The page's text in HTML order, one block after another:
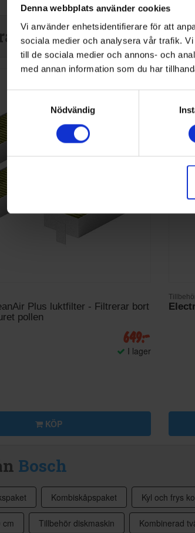
Denna webbplats använder cookies
Vi använder enhetsidentifierare för att
sociala medier och analysera vår trafik.
till de sociala medier och annons- och
med annan information som du har
Nödvändig
produkter i denna
Plus luktfilter - Filtrerar bort
pollen
649:-
I lager
KÖP
Bosch
Kombiskåpspaket Kyl och frys
cm Tillbehör diskmaskin Kombinerad